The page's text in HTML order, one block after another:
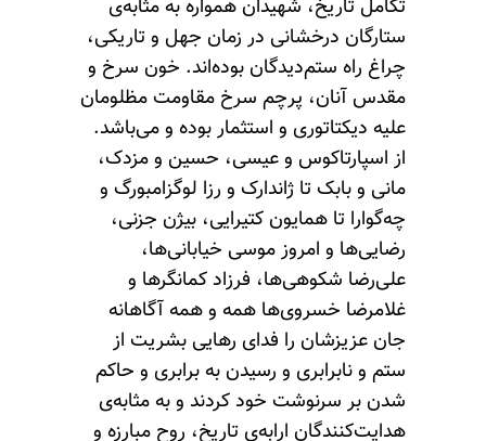
تکامل تاریخ، شهیدان همواره به مثابه‌ی
ستارگان درخشانی در زمان جهل و تاریکی،
چراغ راه ستم‌دیدگان بوده‌اند. خون سرخ و
مقدس آنان، پرچم سرخ مقاومت مظلومان
علیه دیکتاتوری و استثمار بوده و می‌باشد.
از اسپارتاکوس و عیسی، حسین و مزدک،
مانی و بابک تا ژاندارک و رزا لوگزامبورگ و
چه‌گوارا تا همایون کتیرایی، بیژن جزنی،
رضایی‌ها و امروز موسی خیابانی‌ها،
علی‌رضا شکوهی‌ها، فرزاد کمانگرها و
غلامرضا خسروی‌ها همه و همه آگاهانه
جان عزیزشان را فدای رهایی بشریت از
ستم و نابرابری و رسیدن به برابری و حاکم
شدن بر سرنوشت خود کردند و به مثابه‌ی
هدایت‌کنندگان ارابه‌ی تاریخ، روح مبارزه و